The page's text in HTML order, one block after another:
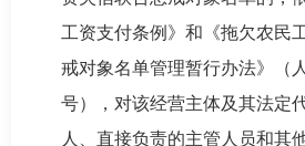
工资支付条例》和《拖欠农民
戒对象名单管理暂行办法》（
号），对该经营主体及其法定
人、直接负责的主管人员和其